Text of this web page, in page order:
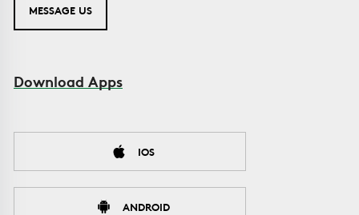
MESSAGE US
Download Apps
IOS
ANDROID